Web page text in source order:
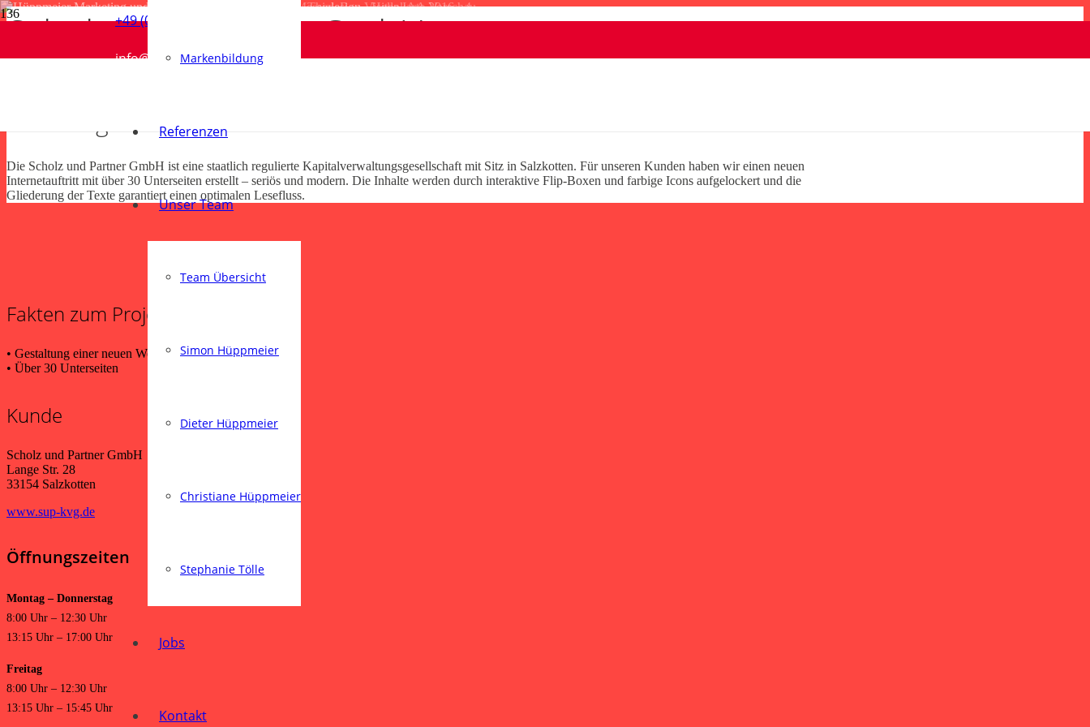
+49 (0) 5258 980450
info@hueppmeier-md.de
Markenbildung
Referenzen
Unser Team
Team Übersicht
Simon Hüppmeier
Dieter Hüppmeier
Christiane Hüppmeier
Stephanie Tölle
Jobs
Kontakt
Scholz und Partner GmbH
Die Scholz und Partner GmbH ist eine staatlich regulierte Kapitalverwaltungsgesellschaft mit Sitz in Salzkotten. Für unseren Kunden haben wir einen neuen
Internetauftritt mit über 30 Unterseiten erstellt – seriös und modern. Die Inhalte werden durch interaktive Flip-Boxen und farbige Icons aufgelockert und die
Gliederung der Texte garantiert einen optimalen Lesefluss.
Fakten zum Projekt
• Gestaltung einer neuen Webseite
• Über 30 Unterseiten
Kunde
Scholz und Partner GmbH
Lange Str. 28
33154 Salzkotten
www.sup-kvg.de
Hella • Messedesign
Verkehrsverein Salzkotten • Webdesign
ThieleBau GmbH • Veredelte Visitenkarten
Gesamtschule Salzkotten • Logodesign
Öffnungszeiten
Montag – Donnerstag
8:00 Uhr – 12:30 Uhr
13:15 Uhr – 17:00 Uhr
Freitag
8:00 Uhr – 12:30 Uhr
13:15 Uhr – 15:45 Uhr